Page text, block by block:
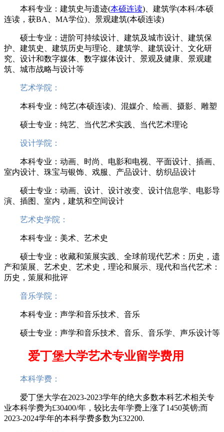
本科专业：建筑史与遗迹(本硕连读)、建筑学(本科/本硕
连读，获BA、MA学位)、景观建筑(本硕连读)
硕士专业：进阶可持续设计、建筑及城市设计、建筑保
护、建筑史、建筑历史与理论、建筑学、建筑设计、文化研
究、设计和数字媒体、数字媒体设计、景观及健康、景观建
筑、城市战略与设计等
艺术学院：
本科专业：纯艺(本硕连读)、混媒介、绘画、摄影、雕塑
硕士专业：纯艺、当代艺术实践、当代艺术理论
设计学院：
本科专业：动画、时尚、电影和电视、平面设计、插画、
室内设计、珠宝与银饰、戏服、产品设计、纺织品设计
硕士专业：动画、设计、设计改变、设计信息学、电影导
演、插图、室内，建筑和空间设计
艺术史学院：
本科专业：美术、艺术史
硕士专业：收藏和策展实践、全球前现代艺术：历史，遗
产和策展、艺术史、艺术史，理论和展示、现代和当代艺术：
历史，策展和批评
音乐学院：
本科专业：声学和音乐技术、音乐
硕士专业：声学和音乐技术、音乐、音乐学、声乐设计等
爱丁堡大学艺术专业留学费用
本科学费：
爱丁堡大学在2023-2023学年的绝大多数本科艺术相关专
业本科学费为£30400/年，较比去年学费上涨了1450英镑;而
2023-2024学年的本科学费多数为£32200.